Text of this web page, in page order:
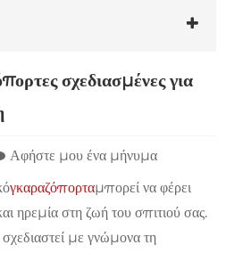
σχεδιασμένες για
Αφήστε μου ένα μήνυμα
γκαραζόπορταμπορεί να φέρει
ηρεμία στη ζωή του σπιτιού σας.
με γνώμονα τη